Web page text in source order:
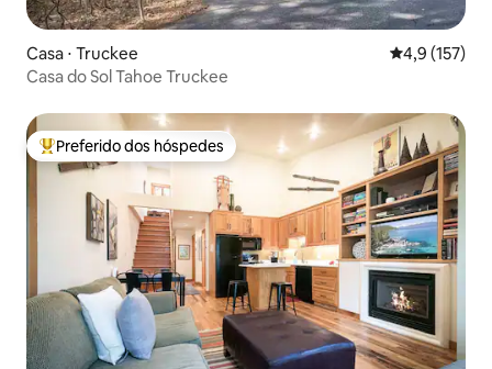
Casa ⋅ Truckee 4,9 de uma
4,9 (157)
Casa do Sol Tahoe Truckee
Entre os melhores preferidos dos hóspedes
Preferido dos hóspedes